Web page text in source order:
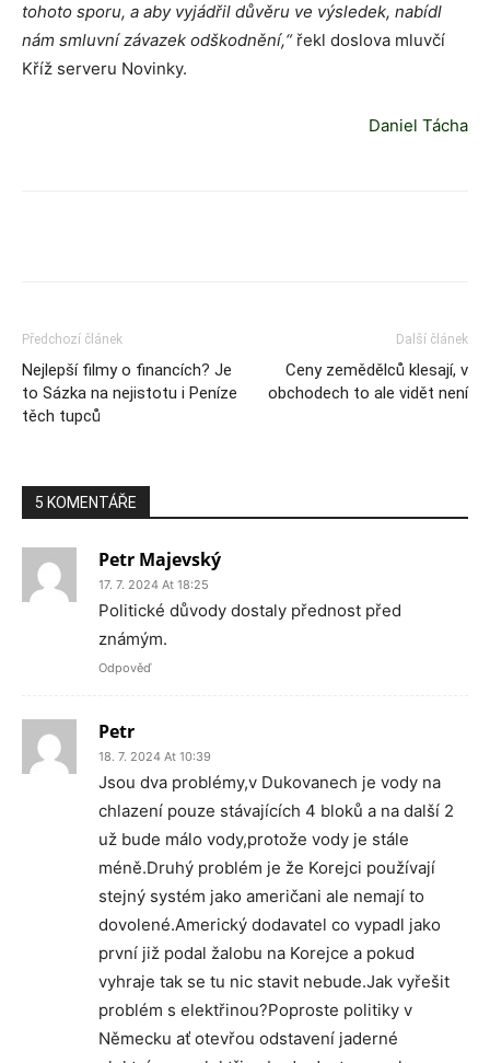
tohoto sporu, a aby vyjádřil důvěru ve výsledek, nabídl
nám smluvní závazek odškodnění,“řekl doslova mluvčí
Kříž serveru Novinky.
Daniel Tácha
Předchozí článek
Nejlepší filmy o financích? Je
to Sázka na nejistotu i Peníze
těch tupců
Další článek
Ceny zemědělců klesají, v
obchodech to ale vidět není
5 KOMENTÁŘE
Petr Majevský
17. 7. 2024 At 18:25
Politické důvody dostaly přednost před
známým.
Odpověď
Petr
18. 7. 2024 At 10:39
Jsou dva problémy,v Dukovanech je vody na
chlazení pouze stávajících 4 bloků a na další 2
už bude málo vody,protože vody je stále
méně.Druhý problém je že Korejci používají
stejný systém jako američani ale nemají to
dovolené.Americký dodavatel co vypadl jako
první již podal žalobu na Korejce a pokud
vyhraje tak se tu nic stavit nebude.Jak vyřešit
problém s elektřinou?Poproste politiky v
Německu ať otevřou odstavení jaderné